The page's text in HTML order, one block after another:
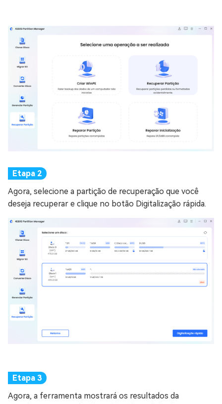
Agora, selecione a partição de recuperação que você
deseja recuperar e clique no botão Digitalização rápida.
Agora, a ferramenta mostrará os resultados da